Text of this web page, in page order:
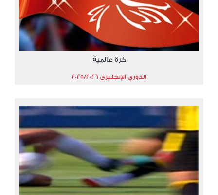
كرة عالمية
الدوري الإنجليزي 2025/2026